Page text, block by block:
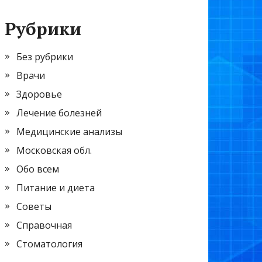
Рубрики
Без рубрики
Врачи
Здоровье
Лечение болезней
Медицинские анализы
Московская обл.
Обо всем
Питание и диета
Советы
Справочная
Стоматология